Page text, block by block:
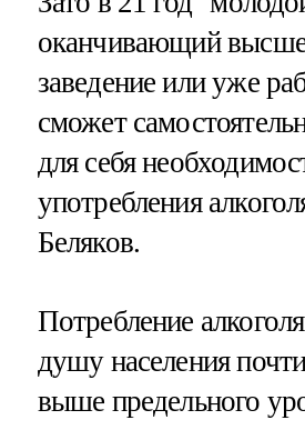
оканчивающий
заведение или уже
сможет
для себя
употребления
Беляков.
Потребление
душу населения
выше предельного